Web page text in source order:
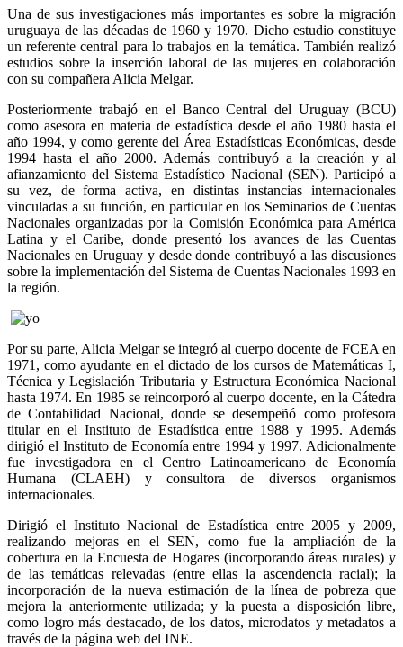
Una de sus investigaciones más importantes es sobre la migración
uruguaya de las décadas de 1960 y 1970. Dicho estudio constituye
un referente central para lo trabajos en la temática. También realizó
estudios sobre la inserción laboral de las mujeres en colaboración
con su compañera Alicia Melgar.
Posteriormente trabajó en el Banco Central del Uruguay (BCU)
como asesora en materia de estadística desde el año 1980 hasta el
año 1994, y como gerente del Área Estadísticas Económicas, desde
1994 hasta el año 2000. Además contribuyó a la creación y al
afianzamiento del Sistema Estadístico Nacional (SEN). Participó a
su vez, de forma activa, en distintas instancias internacionales
vinculadas a su función, en particular en los Seminarios de Cuentas
Nacionales organizadas por la Comisión Económica para América
Latina y el Caribe, donde presentó los avances de las Cuentas
Nacionales en Uruguay y desde donde contribuyó a las discusiones
sobre la implementación del Sistema de Cuentas Nacionales 1993 en
la región.
Por su parte, Alicia Melgar se integró al cuerpo docente de FCEA en
1971, como ayudante en el dictado de los cursos de Matemáticas I,
Técnica y Legislación Tributaria y Estructura Económica Nacional
hasta 1974. En 1985 se reincorporó al cuerpo docente, en la Cátedra
de Contabilidad Nacional, donde se desempeñó como profesora
titular en el Instituto de Estadística entre 1988 y 1995. Además
dirigió el Instituto de Economía entre 1994 y 1997. Adicionalmente
fue investigadora en el Centro Latinoamericano de Economía
Humana (CLAEH) y consultora de diversos organismos
internacionales.
Dirigió el Instituto Nacional de Estadística entre 2005 y 2009,
realizando mejoras en el SEN, como fue la ampliación de la
cobertura en la Encuesta de Hogares (incorporando áreas rurales) y
de las temáticas relevadas (entre ellas la ascendencia racial); la
incorporación de la nueva estimación de la línea de pobreza que
mejora la anteriormente utilizada; y la puesta a disposición libre,
como logro más destacado, de los datos, microdatos y metadatos a
través de la página web del INE.